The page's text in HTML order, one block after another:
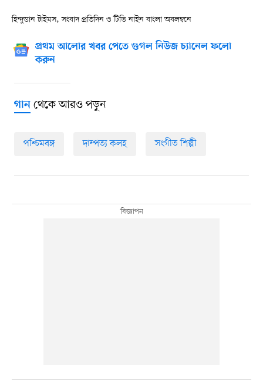
হিন্দুস্তান টাইমস, সংবাদ প্রতিদিন ও টিভি নাইন বাংলা অবলম্বনে
প্রথম আলোর খবর পেতে গুগল নিউজ চ্যানেল ফলো
করুন
গানথেকে আরও পড়ুন
পশ্চিমবঙ্গ দাম্পত্য কলহ সংগীত শিল্পী